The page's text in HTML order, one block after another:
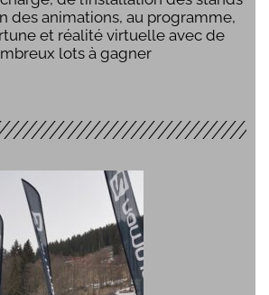
des animations, au programme,
et réalité virtuelle avec de
lots à gagner